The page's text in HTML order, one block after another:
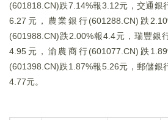
(601818.CN)跌7.14%報3.12元，交通銀
6.27元，農業銀行(601288.CN)跌
(601988.CN)跌2.00%報4.4元，瑞豐銀
4.95元，渝農商行(601077.CN)跌
(601398.CN)跌1.87%報5.26元，郵儲銀
4.77元。